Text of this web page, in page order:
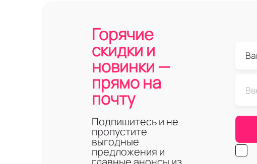
Горячие
скидки и
новинки —
прямо на
почту
Подпишитесь и не
пропустите
выгодные
предложения и